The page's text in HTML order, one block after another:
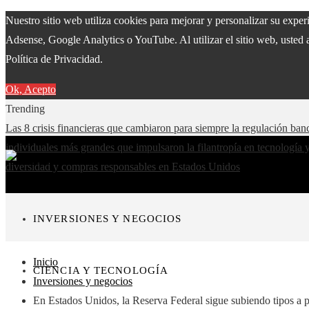
Nuestro sitio web utiliza cookies para mejorar y personalizar su
Adsense, Google Analytics o YouTube. Al utilizar el sitio web, usted
Política de Privacidad.
Ok, Acepto
Trending
Las 8 crisis financieras que cambiaron para siempre la regulación
individuales más grandes que impulsaron la filantropía en tecnología
diversidad y compras responsables en Estados Unidos
INVERSIONES Y NEGOCIOS
CIENCIA Y TECNOLOGÍA
Inicio
Inversiones y negocios
En Estados Unidos, la Reserva Federal sigue subiendo tipos a